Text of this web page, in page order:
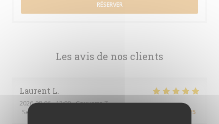
Les avis de nos clients
Laurent L
2026-08-06- 12:00 - Couverts 7
Service
/5
RÉSERVER